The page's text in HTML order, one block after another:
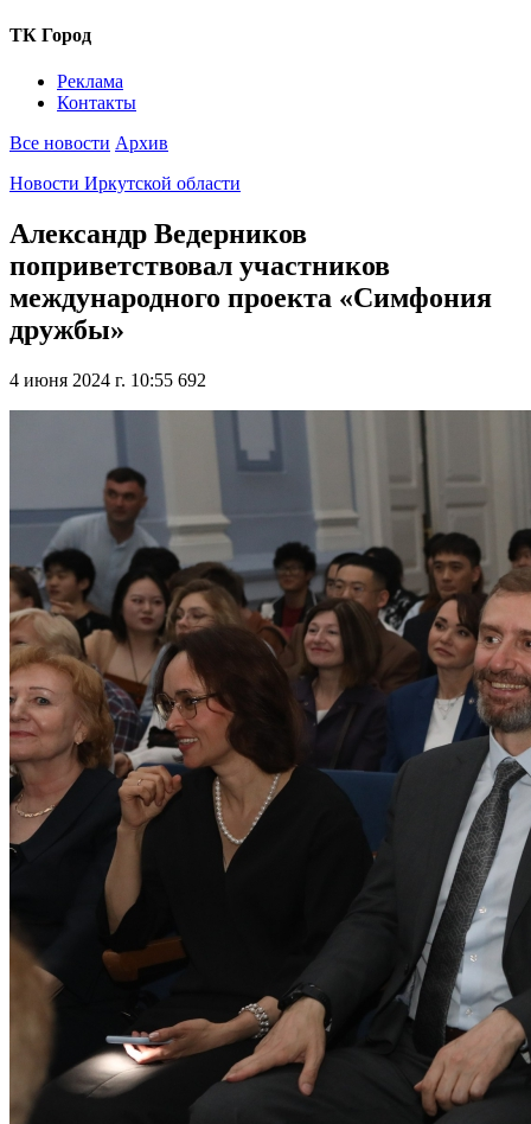
ТК Город
Реклама
Контакты
Все новости Архив
Новости Иркутской области
Александр Ведерников
поприветствовал участников
международного проекта «Симфония
дружбы»
4 июня 2024 г. 10:55 692